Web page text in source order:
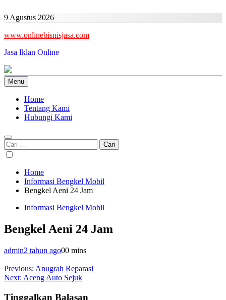
to
9 Agustus 2026
www.onlinebisnisjasa.com
Jasa Iklan Online
Menu
Home
Tentang Kami
Hubungi Kami
Cari
untuk:
Home
Informasi Bengkel Mobil
Bengkel Aeni 24 Jam
Informasi Bengkel Mobil
Bengkel Aeni 24 Jam
admin2 tahun ago00 mins
Navigasi
pos
Previous: Anugrah Reparasi
Next: Aceng Auto Sejuk
Tinggalkan Balasan